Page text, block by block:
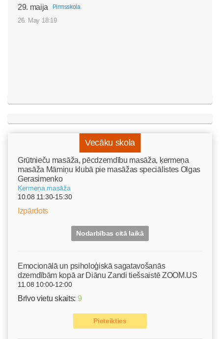
29. maija
Pirmsskola
26. May 18:19
Vecāku skola
Grūtnieču masāža, pēcdzemdību masāža, ķermeņa
masāža Māmiņu klubā pie masāžas speciālistes Olgas
Gerasimenko
Ķermeņa masāža
10.08 11:30-15:30
Izpārdots
Nodarbības citā laikā
Emocionālā un psiholoģiskā sagatavošanās
dzemdībām kopā ar Diānu Zandi tiešsaistē ZOOM.US
11.08 10:00-12:00
Brīvo vietu skaits: 9
Pieteikties